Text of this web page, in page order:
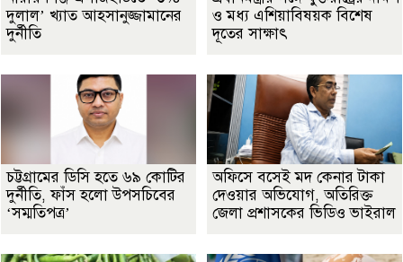
দুলাল’ খ্যাত আহসানুজ্জামানের
দুর্নীতি
ও মধ্য এশিয়াবিষয়ক বিশেষ
দূতের সাক্ষাৎ
চট্টগ্রামের ডিসি হতে ৬৯ কোটির
দুর্নীতি, ফাঁস হলো উপসচিবের
‘সম্মতিপত্র’
অফিসে বসেই মদ কেনার টাকা
দেওয়ার অভিযোগ, অতিরিক্ত
জেলা প্রশাসকের ভিডিও ভাইরাল